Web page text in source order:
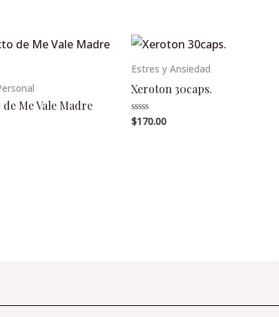
Me Vale Madre
Estres y Ansiedad
Xeroton 30caps.
Valorado
en
$170.00